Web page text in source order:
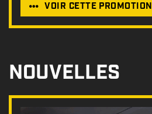
VOIR CETTE PROMOTION
NOUVELLES